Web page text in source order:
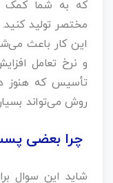
که به شما کمک
مختصر تولید کنید.
این کار باعث
و نرخ تعامل
تأسیس که هنوز
روش می‌تواند
چرا بعضی
شاید این سوال